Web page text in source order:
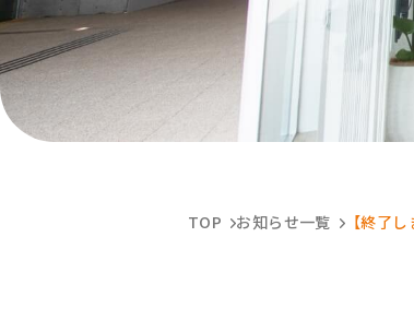
TOP お知らせ一覧 【終了し